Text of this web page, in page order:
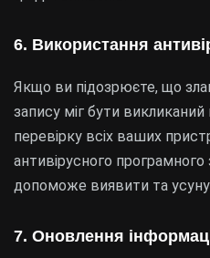
6. Використання
Якщо ви підозрюєте, що
запису міг бути
перевірку всіх ваших
антивірусного
допоможе виявити та
7. Оновлення